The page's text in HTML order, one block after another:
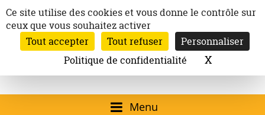
au
contenu
Ville de
Launaguet
Site officiel de la
Mairie de
Launaguet (31140)
Inscription à la newsletter
Email:
Rechercher
Menu
Panneau de gestion des cookies
Ce site utilise des cookies et vous donne le contrôle sur
ceux que vous souhaitez activer
Tout accepter
Tout refuser
Personnaliser
Politique de confidentialité
XMasquer